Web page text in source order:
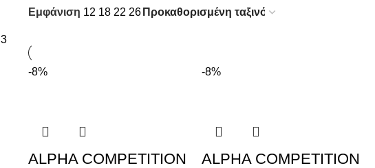
3
Εμφάνιση 12 18 22 26
-8%
ALPHA COMPETITION
-8%
ALPHA COMPETITION